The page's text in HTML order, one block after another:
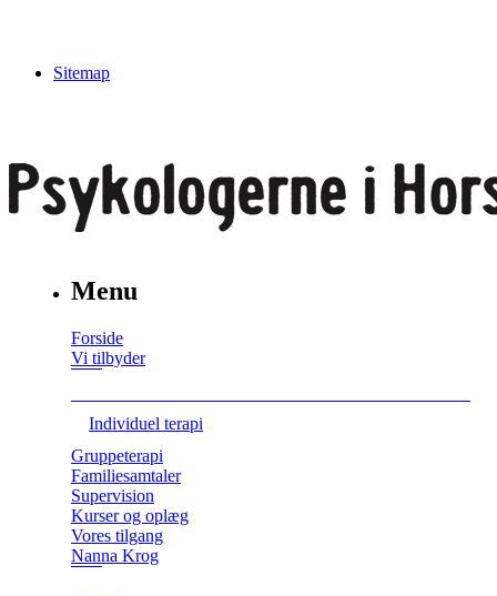
Sitemap
Menu
Forside
Vi tilbyder
Individuel terapi
Gruppeterapi
Familiesamtaler
Supervision
Kurser og oplæg
Vores tilgang
Nanna Krog